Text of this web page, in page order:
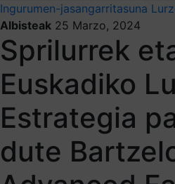
Ingurumen-jasangarritasuna
Albisteak 25 Marzo, 2024
Sprilurrek
Euskadiko
Estrategia
dute